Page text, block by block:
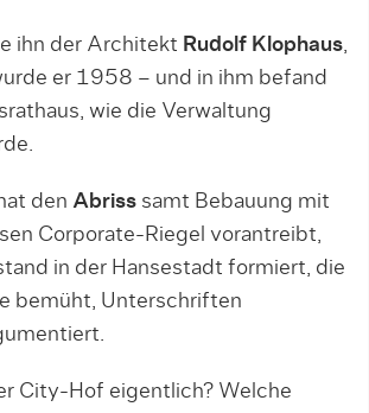
ihn der Architekt Rudolf Klophaus,
er 1958 – und in ihm befand
wie die Verwaltung
den Abriss samt Bebauung mit
Corporate-Riegel vorantreibt,
in der Hansestadt formiert, die
bemüht, Unterschriften
City-Hof eigentlich? Welche